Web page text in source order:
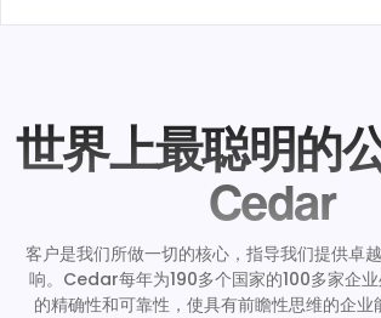
世界上最聪明的
Cedar
客户是我们所做一切的核心，指导我们提供卓
响。Cedar每年为190多个国家的100多家企
的精确性和可靠性，使具有前瞻性思维的企业